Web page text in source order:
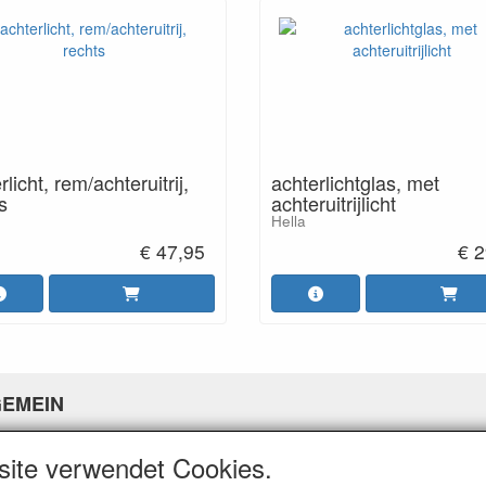
rem/achteruitrij,
€ 47,95
achterlichtglas, met
achteruitrijlicht
Hella
€
Geschäftsbedingungen
verwendet Cookies.